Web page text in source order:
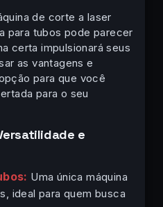
de corte a laser
para tubos pode parecer
certa impulsionará seus
as vantagens e
para que você
para o seu
e
Uma única máquina
ideal para quem busca